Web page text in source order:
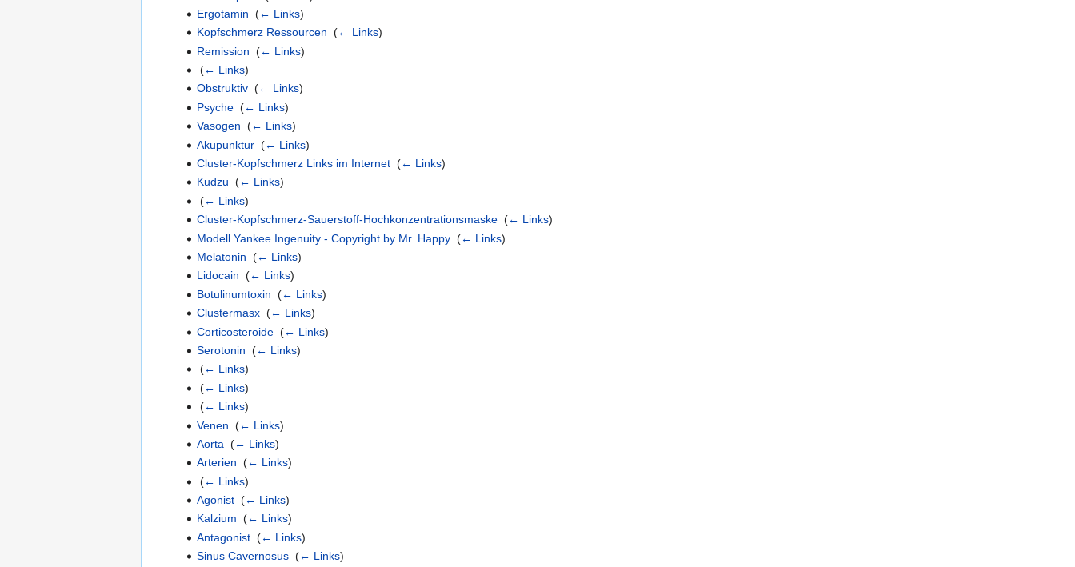
Ergotamin (← Links)
Kopfschmerz Ressourcen (← Links)
Remission (← Links)
(← Links)
Obstruktiv‎ (← Links)
Psyche‎ (← Links)
Vasogen (← Links)
Akupunktur‎ (← Links)
Cluster-Kopfschmerz Links im Internet‎ (← Links)
Kudzu (← Links)
(← Links)
Cluster-Kopfschmerz-Sauerstoff-Hochkonzentrationsmaske‎ (← Links)
Modell Yankee Ingenuity - Copyright by Mr. Happy‎ (← Links)
Melatonin (← Links)
Lidocain (← Links)
Botulinumtoxin (← Links)
Clustermasx‎ (← Links)
Corticosteroide‎ (← Links)
Serotonin (← Links)
(← Links)
(← Links)
(← Links)
Venen (← Links)
Aorta (← Links)
Arterien (← Links)
(← Links)
Agonist‎ (← Links)
Kalzium (← Links)
Antagonist‎ (← Links)
Sinus Cavernosus‎ (← Links)